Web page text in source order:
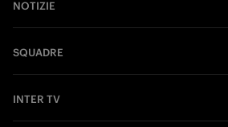
NOTIZIE
SQUADRE
INTER TV